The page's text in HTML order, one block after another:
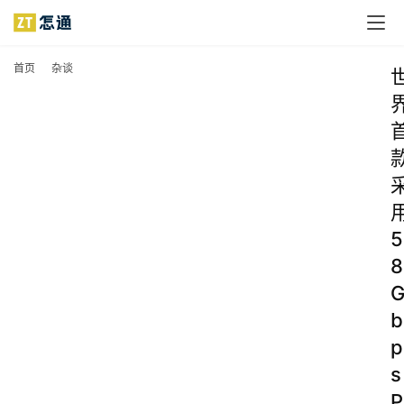
首页 杂谈
5
8
G
b
p
s